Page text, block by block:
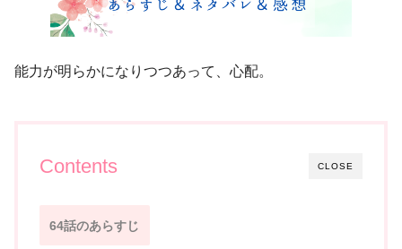
能力が明らかになりつつあって、心配。
CLOSE
Contents
64話のあらすじ